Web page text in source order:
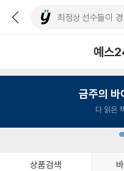
예스
금주의 바
다 읽은
상품검색